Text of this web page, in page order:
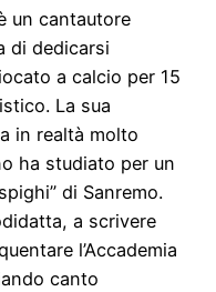
un cantautore
di dedicarsi
a calcio per 15
La sua
in realtà molto
ha studiato per un
di Sanremo.
a scrivere
l’Accademia
canto